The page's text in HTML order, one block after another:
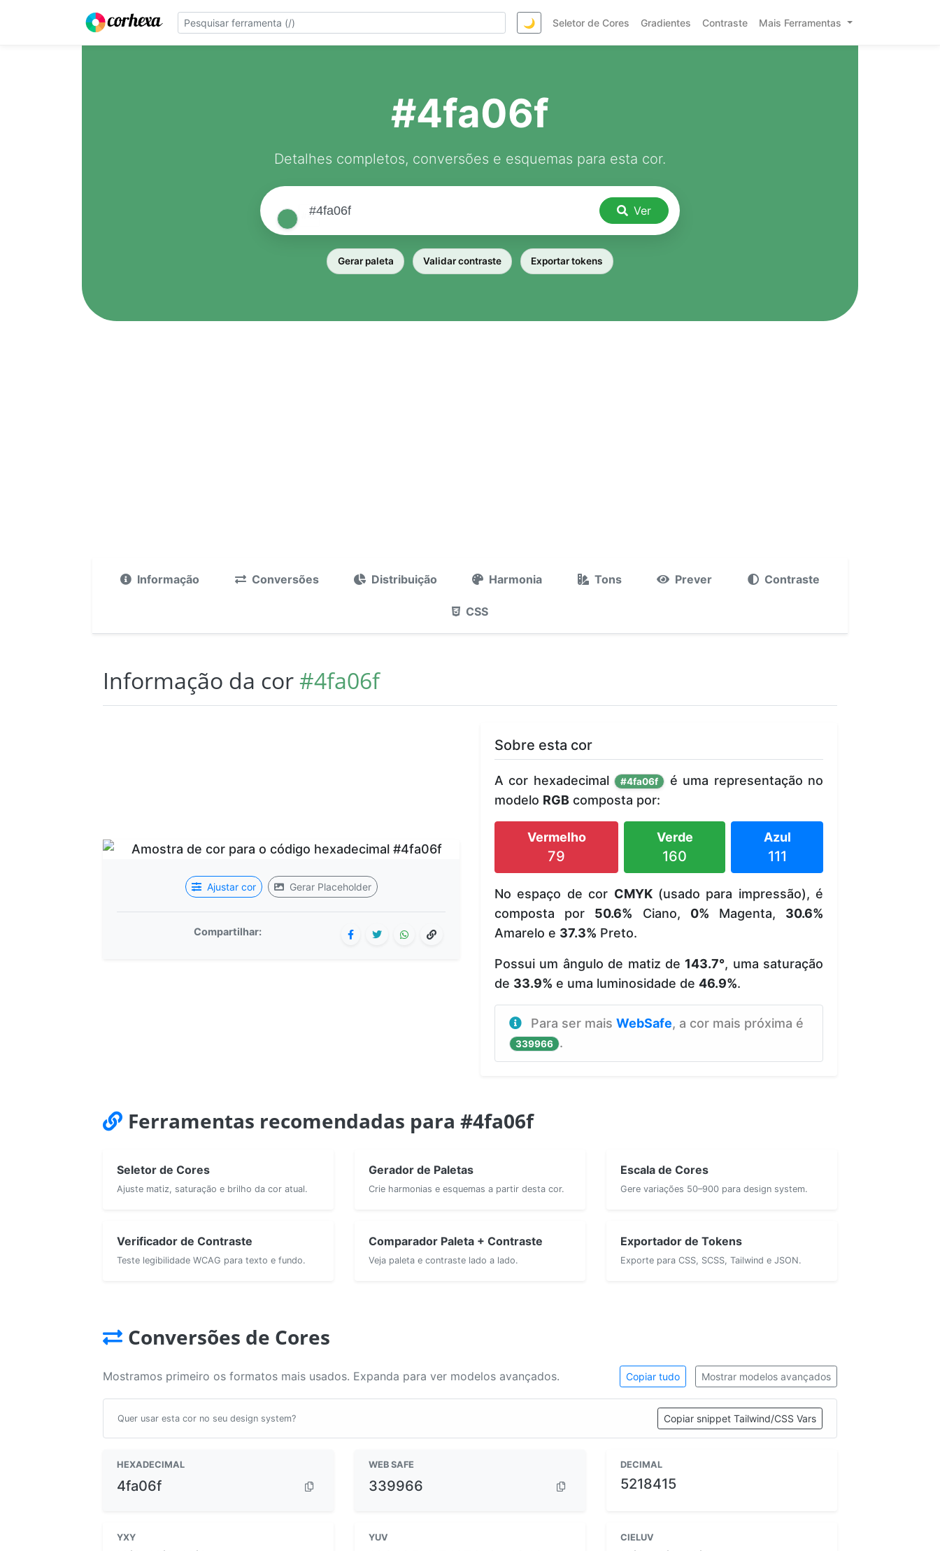
🌙 Seletor de Cores Gradientes Contraste Mais Ferramentas
#4fa06f
Detalhes completos, conversões e esquemas para esta cor.
Ver
Gerar paleta Validar contraste Exportar tokens
Informação Conversões Distribuição Harmonia Tons Prever Contraste
CSS
Informação da cor#4fa06f
Ajustar cor Gerar Placeholder
Compartilhar:
Sobre esta cor
A cor hexadecimal #4fa06f
é uma representação no
modelo RGB composta por:
Vermelho
79
Verde
160
Azul
111
No espaço de cor CMYK(usado para impressão), é
composta por 50.6% Ciano, 0% Magenta, 30.6%
Amarelo e 37.3% Preto.
Possui um ângulo de matiz de 143.7°, uma saturação
de 33.9% e uma luminosidade de 46.9%.
Para ser mais WebSafe, a cor mais próxima é
339966 .
Ferramentas recomendadas para #4fa06f
Seletor de Cores
Ajuste matiz, saturação e brilho da cor atual.
Gerador de Paletas
Crie harmonias e esquemas a partir desta cor.
Escala de Cores
Gere variações 50–900 para design system.
Verificador de Contraste
Teste legibilidade WCAG para texto e fundo.
Comparador Paleta + Contraste
Veja paleta e contraste lado a lado.
Exportador de Tokens
Exporte para CSS, SCSS, Tailwind e JSON.
Conversões de Cores
Mostramos primeiro os formatos mais usados. Expanda para ver modelos avançados. Copiar tudo Mostrar modelos avançados
Quer usar esta cor no seu design system? Copiar snippet Tailwind/CSS Vars
HEXADECIMAL
4fa06f
WEB SAFE
339966
DECIMAL
5218415
YXY YUV CIELUV